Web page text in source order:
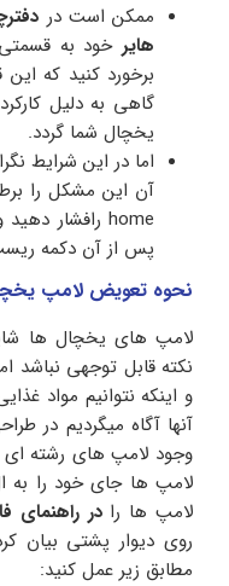
ممکن است در
هایر خود به
برخورد کنید که
گاهی به دلیل
یخچال شما گردد.
اما در این شرایط
آن این مشکل را
پس از آن دکمه ریست را برای 5
نحوه تعویض لامپ
لامپ های یخچال ها
نکته قابل توجهی نباشد
و اینکه نتوانیم مواد
آنها آگاه میگردیم در
وجود لامپ های رشته ای
لامپ ها جای خود را به
لامپ ها رادر راهنمای
روی دیوار پشتی بیان
مطابق زیر عمل کنید: